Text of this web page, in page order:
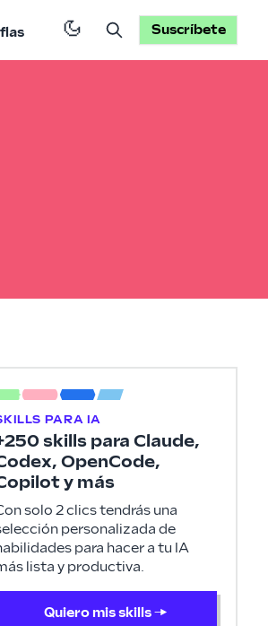
Suscríbete
PARA IA
skills para Claude,
OpenCode,
y más
solo 2 clics tendrás una
personalizada de
para hacer a tu IA
lista y productiva.
Quiero mis skills→